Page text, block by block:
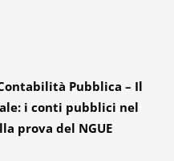
Pubblica – Il
i conti pubblici nel
prova del NGUE